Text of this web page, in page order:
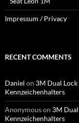
Impressum / Privacy
RECENT COMMENTS
Daniel on 3M Dual
Kennzeichenhalters
Anonymouson 3M
Kennzeichenhalters